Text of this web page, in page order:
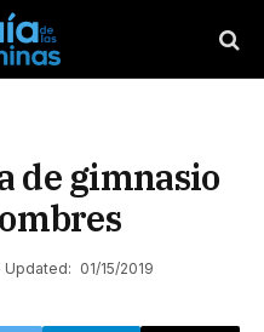
de gimnasio
Updated: 01/15/2019